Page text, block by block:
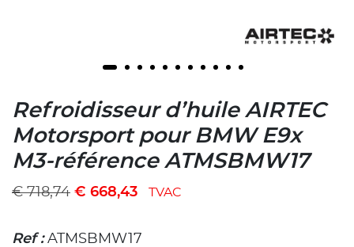
Refroidisseur d’huile AIRTEC
Motorsport pour BMW E9x
M3-référence ATMSBMW17
€718,74 € 668,43 TVAC
Ref :ATMSBMW17